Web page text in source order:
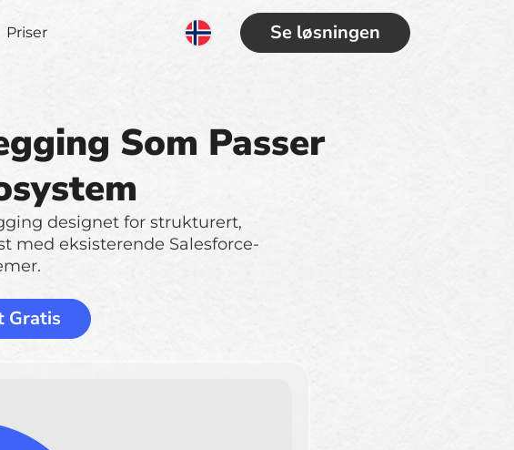
Se løsningen
Priser
Som Passer
designet for strukturert,
med eksisterende Salesforce-
Gratis